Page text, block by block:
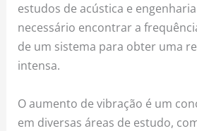
estudos de acústica e
necessário encontrar a
de um sistema para obter uma
intensa.
O aumento de vibração é um
em diversas áreas de estudo,